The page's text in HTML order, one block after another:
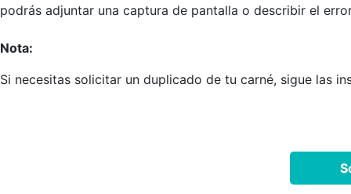
podrás adjuntar una captura de pantalla o describir el
Nota:
Si necesitas solicitar un duplicado de tu carné, sigue las